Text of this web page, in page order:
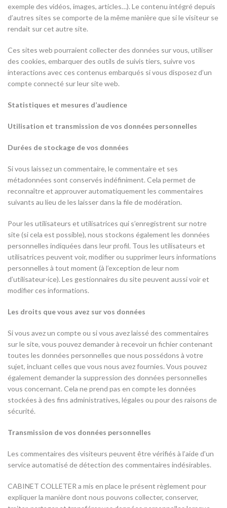
exemple des vidéos, images, articles…). Le contenu intégré depuis
d’autres sites se comporte de la même manière que si le visiteur se
rendait sur cet autre site.
Ces sites web pourraient collecter des données sur vous, utiliser
des cookies, embarquer des outils de suivis tiers, suivre vos
interactions avec ces contenus embarqués si vous disposez d’un
compte connecté sur leur site web.
Statistiques et mesures d’audience
Utilisation et transmission de vos données personnelles
Durées de stockage de vos données
Si vous laissez un commentaire, le commentaire et ses
métadonnées sont conservés indéfiniment. Cela permet de
reconnaître et approuver automatiquement les commentaires
suivants au lieu de les laisser dans la file de modération.
Pour les utilisateurs et utilisatrices qui s’enregistrent sur notre
site (si cela est possible), nous stockons également les données
personnelles indiquées dans leur profil. Tous les utilisateurs et
utilisatrices peuvent voir, modifier ou supprimer leurs informations
personnelles à tout moment (à l’exception de leur nom
d’utilisateur·ice). Les gestionnaires du site peuvent aussi voir et
modifier ces informations.
Les droits que vous avez sur vos données
Si vous avez un compte ou si vous avez laissé des commentaires
sur le site, vous pouvez demander à recevoir un fichier contenant
toutes les données personnelles que nous possédons à votre
sujet, incluant celles que vous nous avez fournies. Vous pouvez
également demander la suppression des données personnelles
vous concernant. Cela ne prend pas en compte les données
stockées à des fins administratives, légales ou pour des raisons de
sécurité.
Transmission de vos données personnelles
Les commentaires des visiteurs peuvent être vérifiés à l’aide d’un
service automatisé de détection des commentaires indésirables.
CABINET COLLETER a mis en place le présent règlement pour
expliquer la manière dont nous pouvons collecter, conserver,